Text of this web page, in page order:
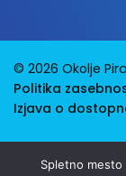
© 2026 Okolje
Politika
Izjava o
Spletno